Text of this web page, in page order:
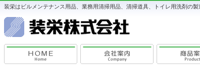
装栄はビルメンテナンス用品、業務用清掃用品、清掃道具、トイレ用洗剤の